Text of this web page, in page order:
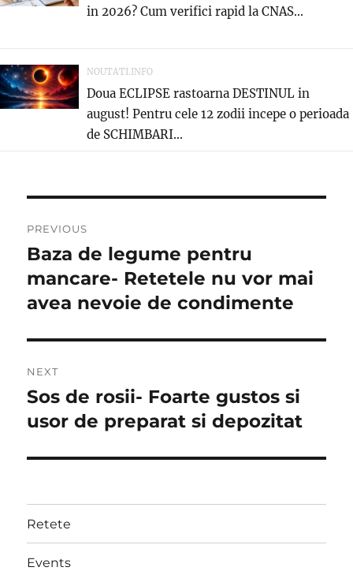
in 2026? Cum verifici rapid la CNAS...
NOUTATI.INFO
Doua ECLIPSE rastoarna DESTINUL in
august! Pentru cele 12 zodii incepe o perioada
de SCHIMBARI...
navigation
PREVIOUS
Previous
post:
Baza de legume pentru
mancare- Retetele nu vor mai
avea nevoie de condimente
NEXT
Next
post:
Sos de rosii- Foarte gustos si
usor de preparat si depozitat
Retete
Events